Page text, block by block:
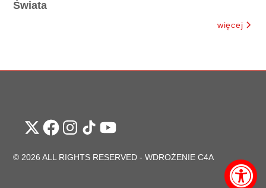
Świata
więcej
© 2026 ALL RIGHTS RESERVED -WDROŻENIE C4A